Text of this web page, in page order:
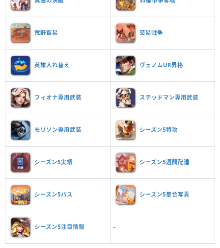
荒野貿易 交易戦争
英雄入れ替え ヴェノムUR昇格
フィオナ専用武装 ステッドマン専用武装
モリソン専用武装 シーズン5特攻
シーズン5実績 シーズン5週間配達
シーズン5パス シーズン5集合写真
シーズン5注目情報 -